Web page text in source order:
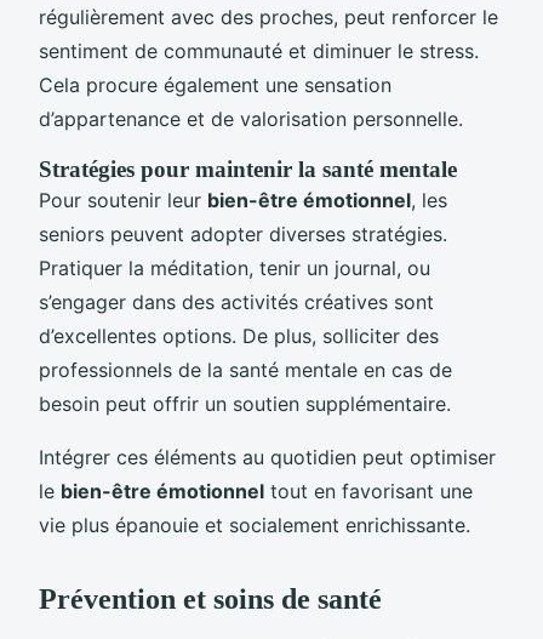
régulièrement avec des proches, peut renforcer le
sentiment de communauté et diminuer le stress.
Cela procure également une sensation
d’appartenance et de valorisation personnelle.
Stratégies pour maintenir la santé mentale
Pour soutenir leur bien-être émotionnel, les
seniors peuvent adopter diverses stratégies.
Pratiquer la méditation, tenir un journal, ou
s’engager dans des activités créatives sont
d’excellentes options. De plus, solliciter des
professionnels de la santé mentale en cas de
besoin peut offrir un soutien supplémentaire.
Intégrer ces éléments au quotidien peut optimiser
le bien-être émotionnel tout en favorisant une
vie plus épanouie et socialement enrichissante.
Prévention et soins de santé